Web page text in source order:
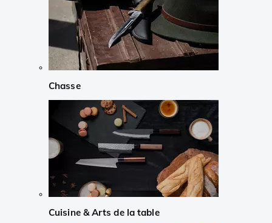
Chasse
Cuisine & Arts de la table